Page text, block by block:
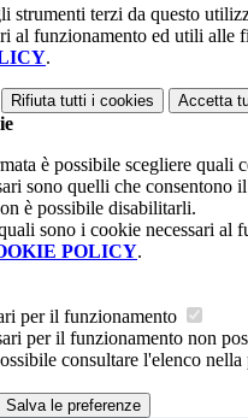
strumenti terzi da questo
al funzionamento ed utili alle
.
Rifiuta tutti i cookies Accetta
è possibile scegliere quali
sono quelli che consentono
è possibile disabilitarli.
sono i cookie necessari al
POLICY.
per il funzionamento
per il funzionamento non
consultare l'elenco
Salva le preferenze